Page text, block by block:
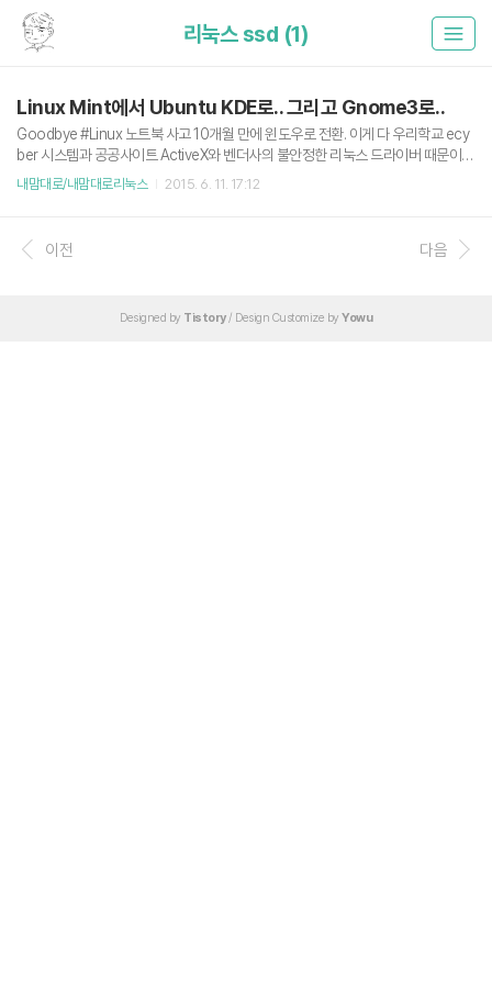
리눅스 ssd (1)
Linux Mint에서 Ubuntu KDE로.. 그리고 Gnome3로..
Goodbye #Linux 노트북 사고 10개월 만에 윈도우로 전환. 이게 다 우리학교 ecy
ber 시스템과 공공사이트 ActiveX와 벤더사의 불안정한 리눅스 드라이버 때문이다
퓨ㅜ A photo posted by YoWu (Yongwoo) (@luckyyowu) on Apr 12, 2015
사실 오랜 기간 노트북 OS로 LInux Mint를 사용했다. 그런데 이번학기 시작하고 얼
마 지나지 않아 여러가지 스트레스로 인해 드디어 노트북에 윈도우를 설치하고 말았
내맘대로/내맘대로리눅스 2015. 6. 11. 17:12
이전 다음
Designed by Tistory/ Design Customize by Yowu